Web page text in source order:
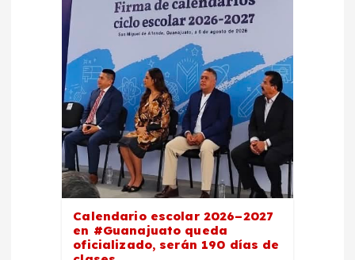
Calendario escolar 2026–2027
en #Guanajuato queda
oficializado, serán 190 días de